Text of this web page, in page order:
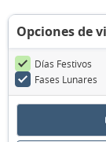
Opciones de
Días Festivos
Fases Lunares